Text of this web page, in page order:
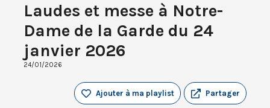
Laudes et messe à Notre-
Dame de la Garde du 24
janvier 2026
24/01/2026
Partager
Ajouter à ma playlist